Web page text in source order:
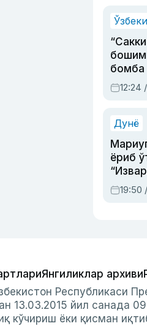
бомба
12:24
Дунё
ёриб
19:50
Янгиликлар архиви
Республикаси
13.03.2015 йил санада
кўчириш ёки қисман